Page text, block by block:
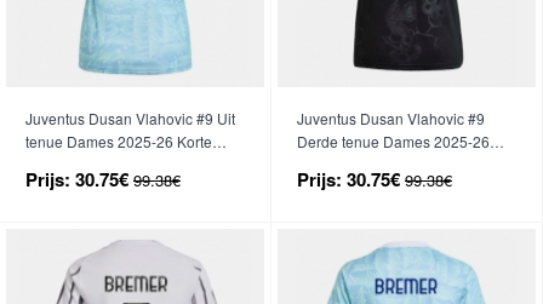
Juventus Dusan Vlahovic #9 Uit
tenue Dames 2025-26 Korte
Prijs: 30.75€ 99.38€
Juventus Dusan Vlahovic #9
Derde tenue Dames 2025-26
Prijs: 30.75€ 99.38€